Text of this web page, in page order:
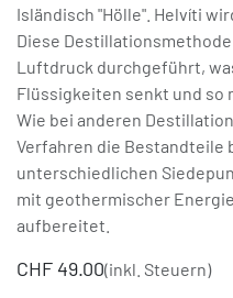
Isländisch "Hölle". Helvíti
Diese
Luftdruck durchgeführt,
Flüssigkeiten senkt und so
Wie bei anderen
Verfahren die Bestandteile
unterschiedlichen
mit geothermischer
aufbereitet.
CHF 49.00(inkl. Steuern)